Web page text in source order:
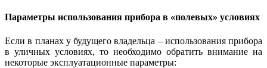
Параметры использования прибора в «полевых» условиях
Если в планах у будущего владельца – использования прибора
в уличных условиях, то необходимо обратить внимание на
некоторые эксплуатационные параметры: